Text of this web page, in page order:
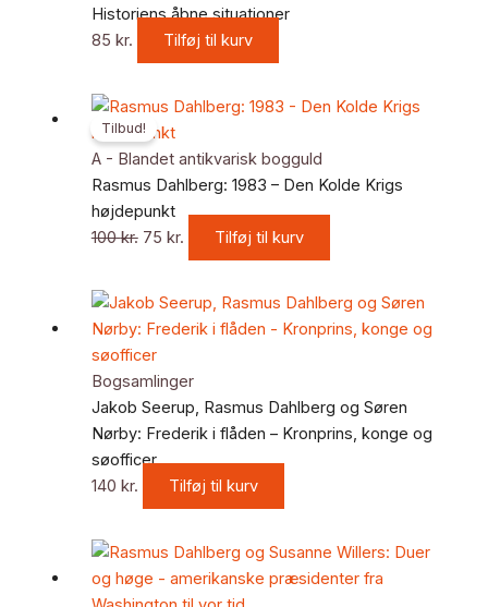
Historiens åbne situationer
85 kr. Tilføj til kurv
Tilbud!
A - Blandet antikvarisk bogguld
Rasmus Dahlberg: 1983 – Den Kolde Krigs
højdepunkt
100kr.
Den
oprindelige
pris
var:
100 kr..
75 kr.
Den
pris
er:
75 kr..
Tilføj til kurv
Bogsamlinger
Jakob Seerup, Rasmus Dahlberg og Søren
Nørby: Frederik i flåden – Kronprins, konge og
søofficer
140 kr. Tilføj til kurv